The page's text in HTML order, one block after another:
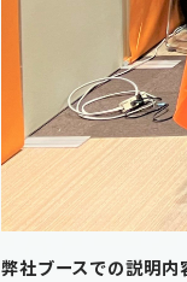
弊社ブースでの説明